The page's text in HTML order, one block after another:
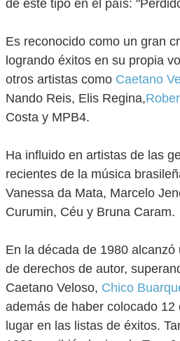
de este tipo en el país:
Es reconocido como un gran
logrando éxitos en su propia
otros artistas como Caetano
Nando Reis, Elis Regina,
Costa y MPB4.
Ha influido en artistas de las
recientes de la música
Vanessa da Mata, Marcelo
Curumin, Céu y Bruna Caram.
En la década de 1980
de derechos de autor,
Caetano Veloso, Chico
además de haber colocado
lugar en las listas de éxitos.